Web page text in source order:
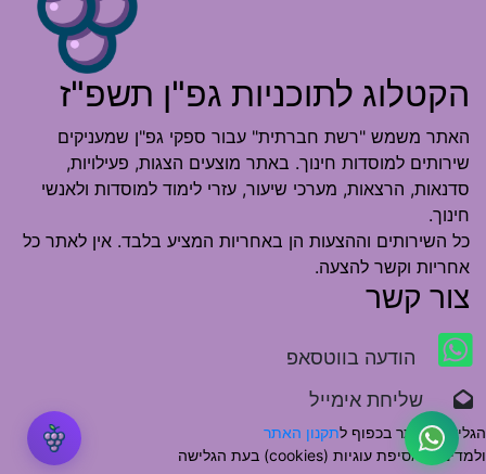
הקטלוג לתוכניות גפ"ן תשפ"ז
האתר משמש "רשת חברתית" עבור ספקי גפ"ן שמעניקים
שירותים למוסדות חינוך. באתר מוצעים הצגות, פעילויות,
סדנאות, הרצאות, מערכי שיעור, עזרי לימוד למוסדות ולאנשי
חינוך.
כל השירותים וההצעות הן באחריות המציע בלבד. אין לאתר כל
אחריות וקשר להצעה.
צור קשר
הודעה בווטסאפ
שליחת אימייל
הגלישה באתר בכפוף לתקנון האתר
ולמדיניות אסיפת עוגיות (cookies) בעת הגלישה